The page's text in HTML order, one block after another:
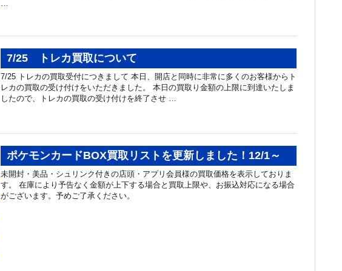
…
7/25 トレカ買取について
7/25 トレカの買取受付につきまして 本日、開店と同時に非常に多くのお客様からト
レカの買取の受け付けをいただきました。 本日の買取り金額の上限に到達いたしま
したので、トレカの買取の受け付けを終了させ …
ポケモンカードBOX買取リストを更新しました！12/1～
未開封・美品・シュリンク付きの店頭・アプリ会員様の買取価格を表示しておりま
す。 在庫により予告なく金額が上下する場合と買取上限や、お振込対応になる場合
がございます。予めご了承ください。